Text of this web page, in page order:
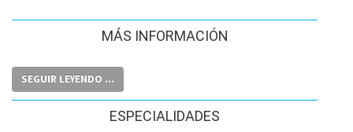
MÁS INFORMACIÓN
SEGUIR LEYENDO ...
ESPECIALIDADES